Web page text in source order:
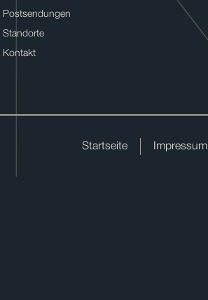
Postsendungen
Standorte
Kontakt
Startseite Impressum